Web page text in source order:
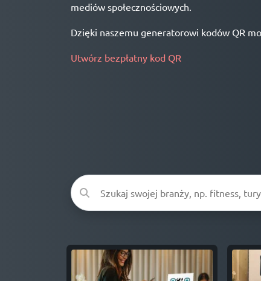
mediów społecznościowych.
Dzięki naszemu generatorowi kodów QR
Utwórz bezpłatny kod QR